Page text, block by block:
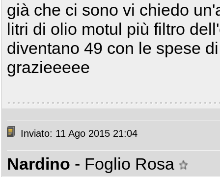
già che ci sono vi chiedo
litri di olio motul più filtro
diventano 49 con le spese
grazieeeee
Inviato: 11 Ago 2015 21:04
Nardino - Foglio Rosa